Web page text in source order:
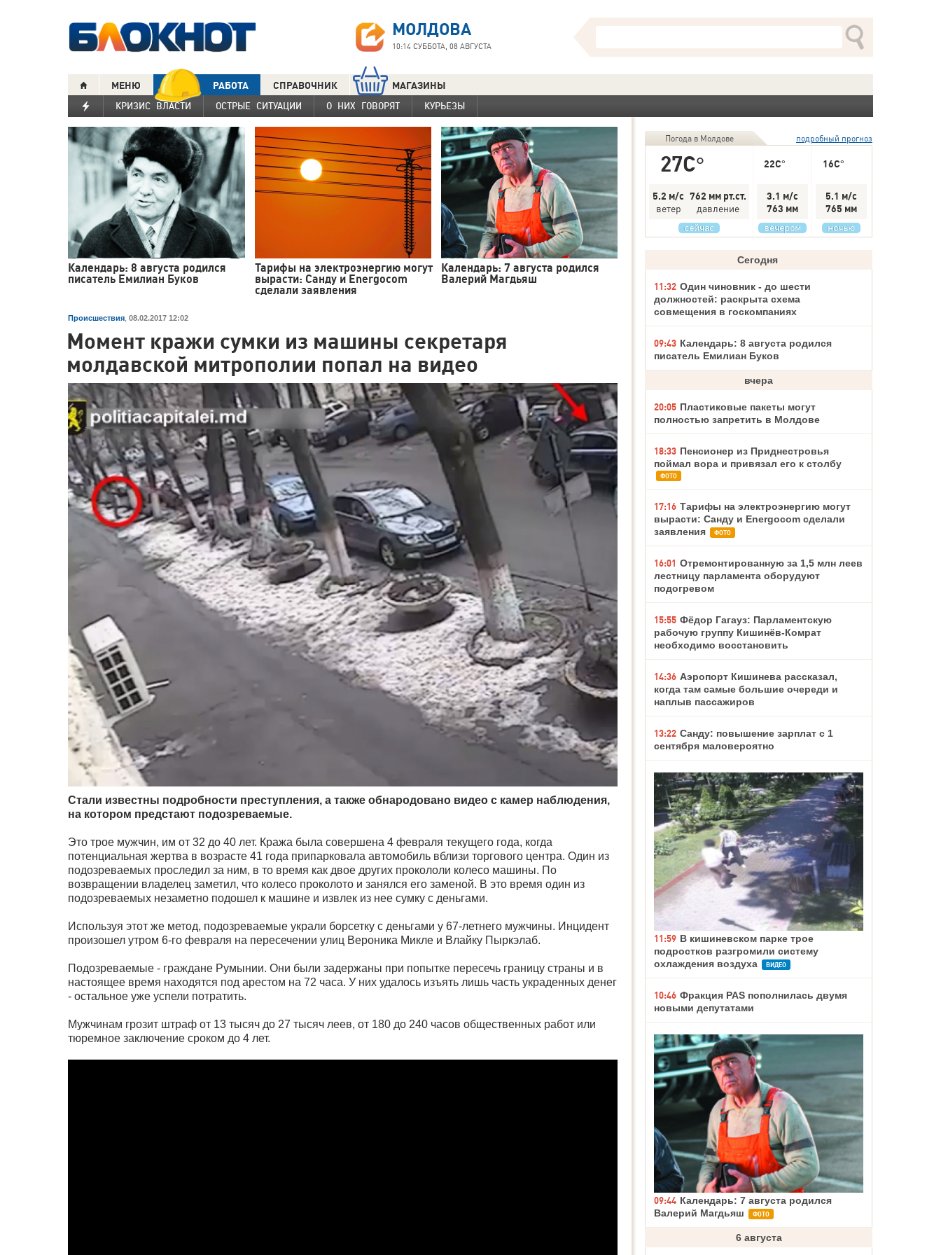
МОЛДОВА
10:14 СУББОТА, 08 АВГУСТА
МЕНЮ РАБОТА СПРАВОЧНИК МАГАЗИНЫ
КРИЗИС ВЛАСТИ ОСТРЫЕ СИТУАЦИИ О НИХ ГОВОРЯТ КУРЬЕЗЫ
Календарь: 8 августа родился
писатель Емилиан Буков
Тарифы на электроэнергию могут
вырасти: Санду и Energocom
сделали заявления
Календарь: 7 августа родился
Валерий Магдьяш
Происшествия 08.02.2017 12:02
Момент кражи сумки из машины секретаря
молдавской митрополии попал на видео
Стали известны подробности преступления, а также обнародовано видео с камер наблюдения,
на котором предстают подозреваемые.
Это трое мужчин, им от 32 до 40 лет. Кража была совершена 4 февраля текущего года, когда
потенциальная жертва в возрасте 41 года припарковала автомобиль вблизи торгового центра. Один из
подозреваемых проследил за ним, в то время как двое других прокололи колесо машины. По
возвращении владелец заметил, что колесо проколото и занялся его заменой. В это время один из
подозреваемых незаметно подошел к машине и извлек из нее сумку с деньгами.
Используя этот же метод, подозреваемые украли борсетку с деньгами у 67-летнего мужчины. Инцидент
произошел утром 6-го февраля на пересечении улиц Вероника Микле и Влайку Пыркэлаб.
Подозреваемые - граждане Румынии. Они были задержаны при попытке пересечь границу страны и в
настоящее время находятся под арестом на 72 часа. У них удалось изъять лишь часть украденных денег
- остальное уже успели потратить.
Мужчинам грозит штраф от 13 тысяч до 27 тысяч леев, от 180 до 240 часов общественных работ или
тюремное заключение сроком до 4 лет.
Погода в Молдове подробный прогноз
27C°
5.2 м/с
ветер
762 мм рт.ст.
давление
сейчас
22C°
3.1 м/с
763 мм
вечером
16C°
5.1 м/с
765 мм
ночью
Сегодня
11:32 Один чиновник - до шести
должностей: раскрыта схема
совмещения в госкомпаниях
09:43 Календарь: 8 августа родился
писатель Емилиан Буков
вчера
20:05 Пластиковые пакеты могут
полностью запретить в Молдове
18:33 Пенсионер из Приднестровья
поймал вора и привязал его к столбу
ФОТО
17:16 Тарифы на электроэнергию могут
вырасти: Санду и Energocom сделали
заявления
ФОТО
16:01 Отремонтированную за 1,5 млн леев
лестницу парламента оборудуют
подогревом
15:55 Фёдор Гагауз: Парламентскую
рабочую группу Кишинёв-Комрат
необходимо восстановить
14:36 Аэропорт Кишинева рассказал,
когда там самые большие очереди и
наплыв пассажиров
13:22 Санду: повышение зарплат с 1
сентября маловероятно
11:59 В кишиневском парке трое
подростков разгромили систему
охлаждения воздуха
ВИДЕО
10:46 Фракция PAS пополнилась двумя
новыми депутатами
09:44 Календарь: 7 августа родился
Валерий Магдьяш
ФОТО
6 августа